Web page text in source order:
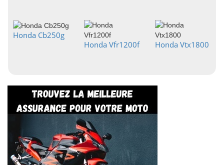
Honda Cb250g
Honda Vfr1200f
Honda Vtx1800